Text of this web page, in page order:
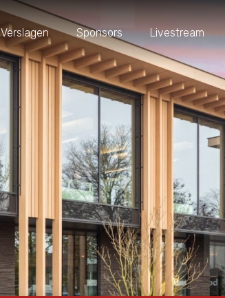
Verslagen Sponsors Livestream